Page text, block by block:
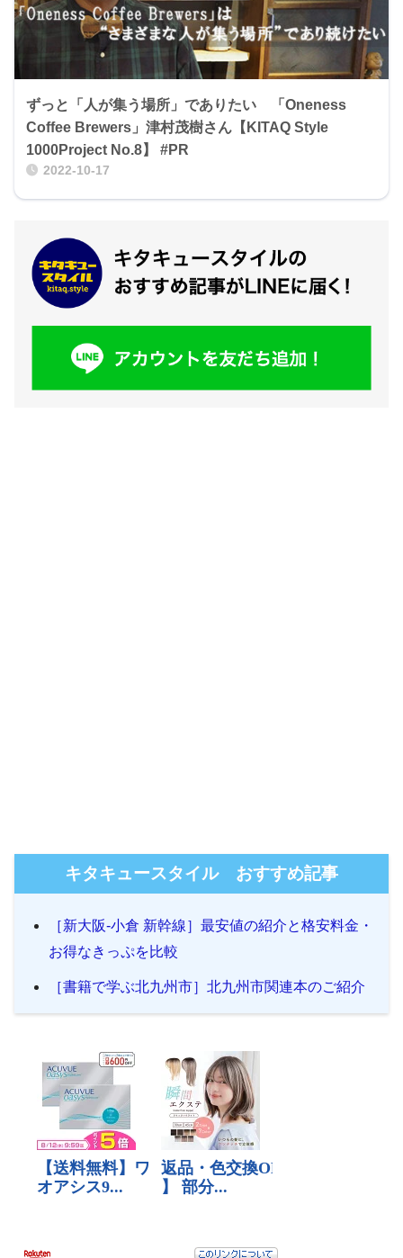
ずっと「人が集う場所」でありたい 「Oneness
Coffee Brewers」津村茂樹さん【KITAQ Style
1000Project No.8】 #PR
2022-10-17
キタキュースタイル おすすめ記事
［新大阪-小倉 新幹線］最安値の紹介と格安料金・
お得なきっぷを比較
［書籍で学ぶ北九州市］北九州市関連本のご紹介